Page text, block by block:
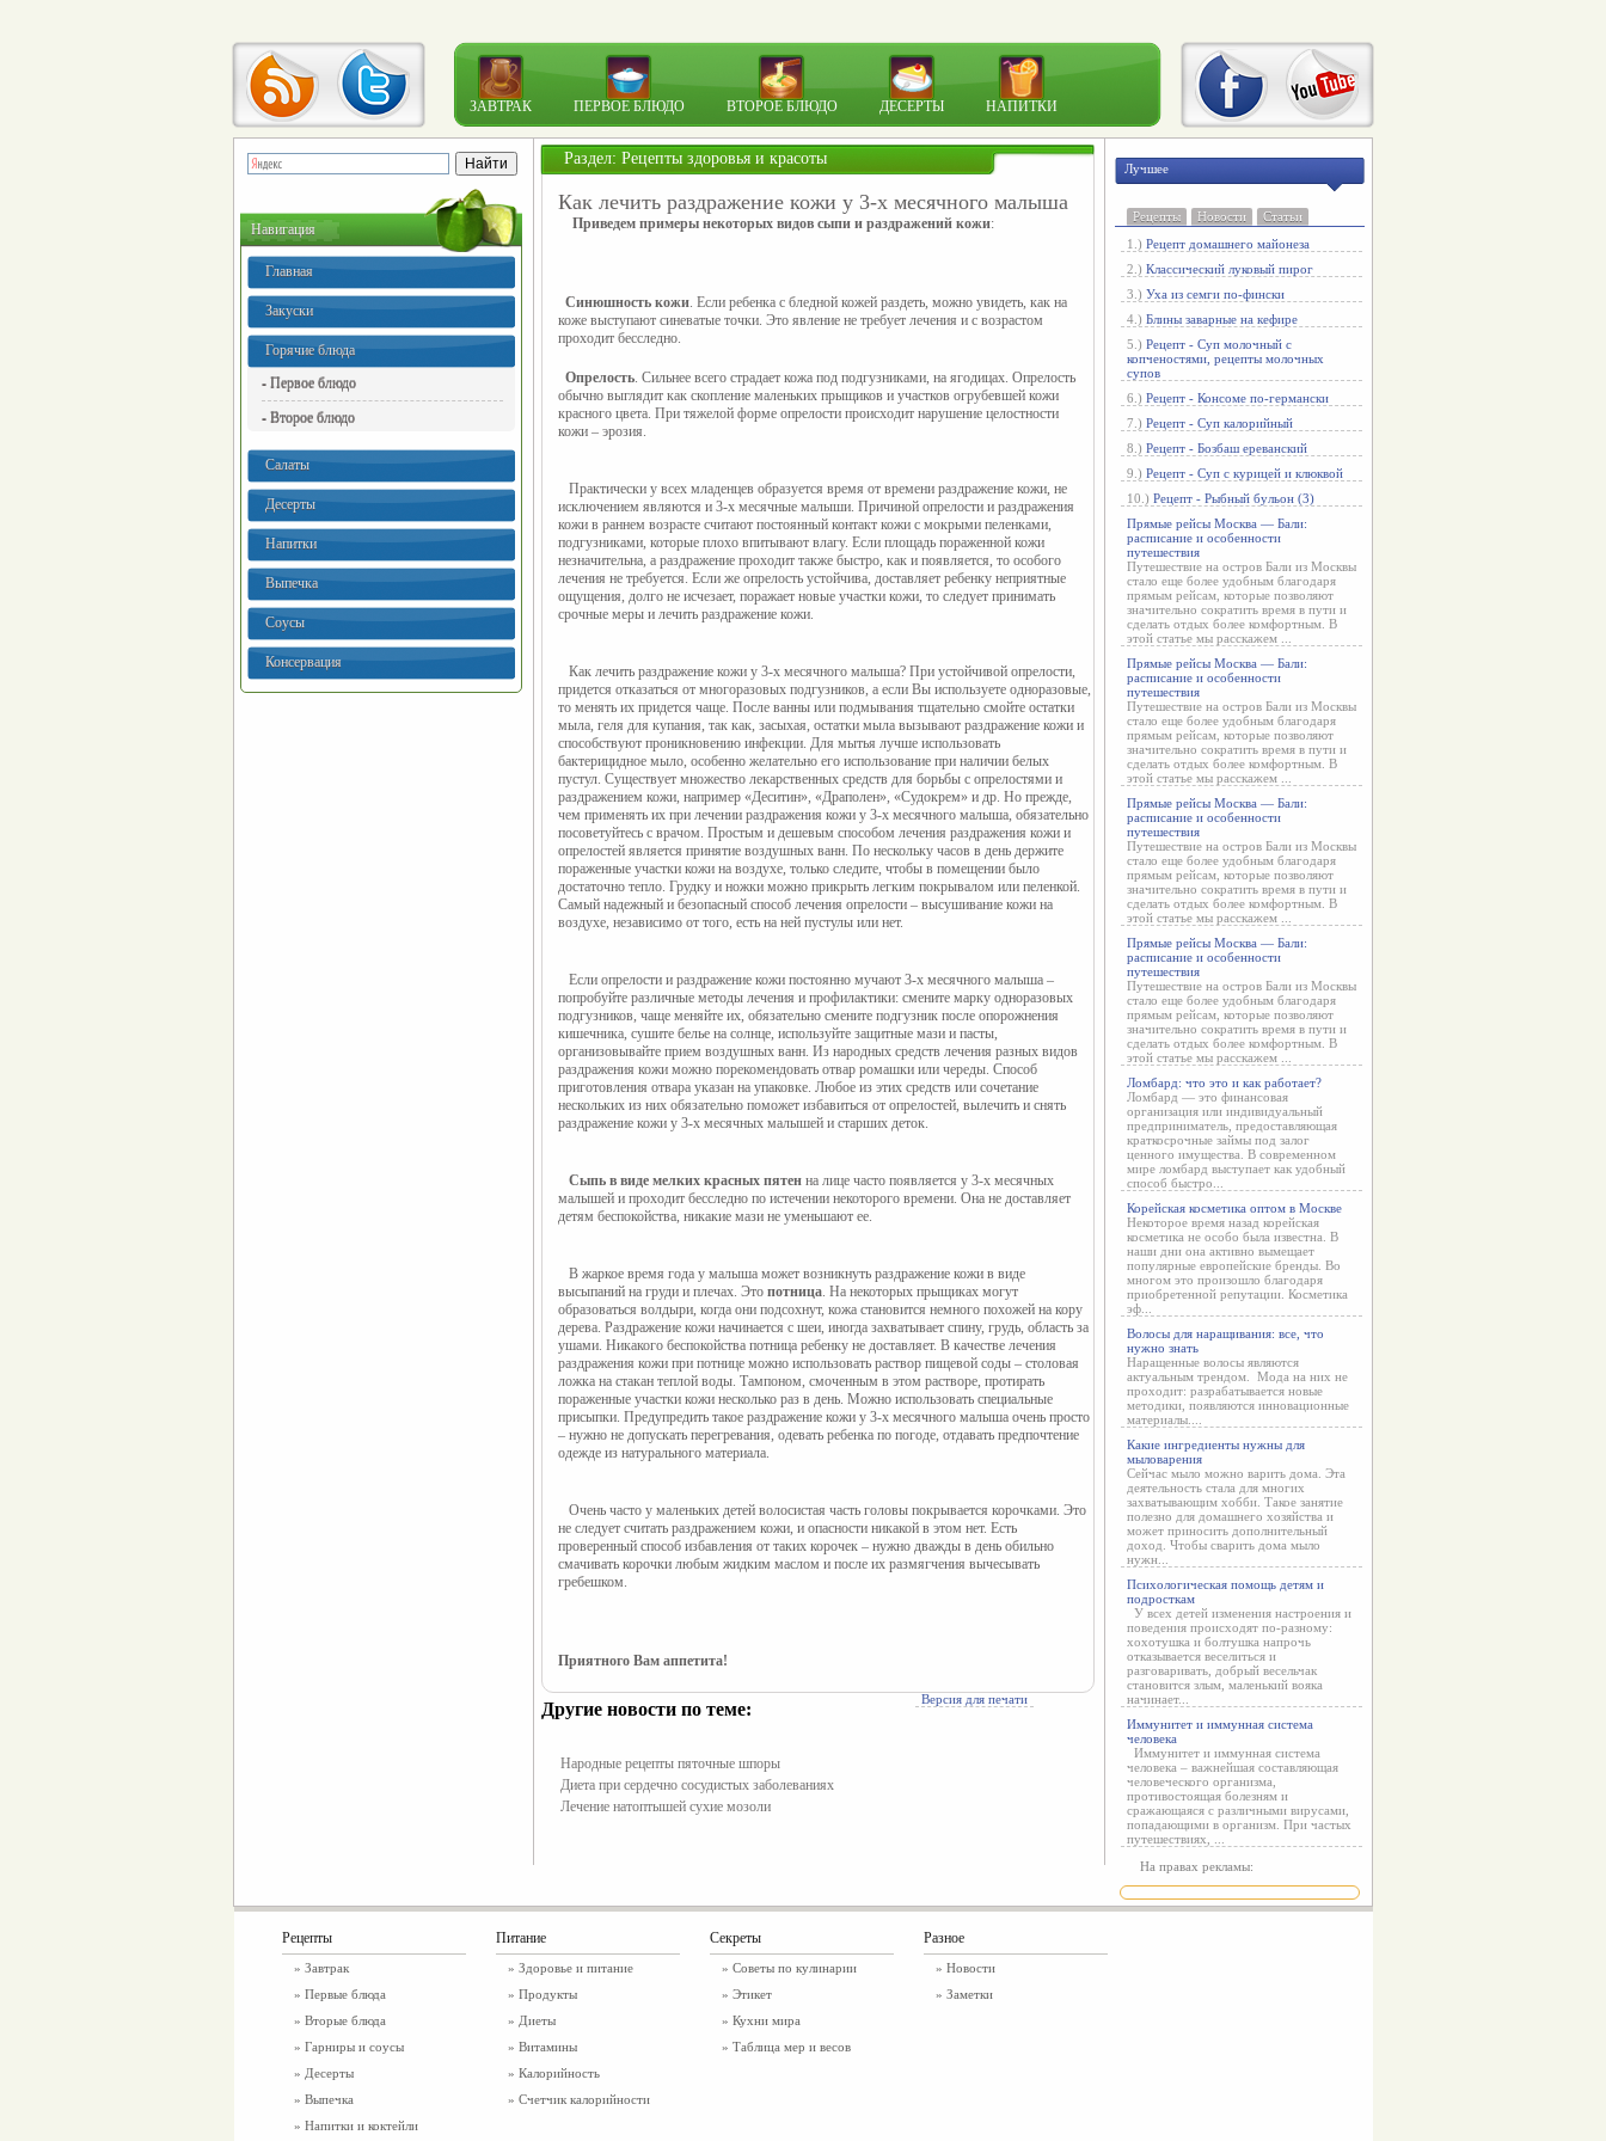
ЗАВТРАК ПЕРВОЕ БЛЮДО ВТОРОЕ БЛЮДО ДЕСЕРТЫ НАПИТКИ
Навигация
Главная
Закуски
Горячие блюда
- Первое блюдо
- Второе блюдо
Салаты
Десерты
Напитки
Выпечка
Соусы
Консервация
Раздел: Рецепты здоровья и красоты
Как лечить раздражение кожи у 3-х месячного малыша
Приведем примеры некоторых видов сыпи и раздражений кожи:
Синюшность кожи. Если ребенка с бледной кожей раздеть, можно увидеть, как на
коже выступают синеватые точки. Это явление не требует лечения и с возрастом
проходит бесследно.
Опрелость. Сильнее всего страдает кожа под подгузниками, на ягодицах. Опрелость
обычно выглядит как скопление маленьких прыщиков и участков огрубевшей кожи
красного цвета. При тяжелой форме опрелости происходит нарушение целостности
кожи – эрозия.
исключением являются и 3-х месячные малыши. Причиной опрелости и раздражения
кожи в раннем возрасте считают постоянный контакт кожи с мокрыми пеленками,
подгузниками, которые плохо впитывают влагу. Если площадь пораженной кожи
незначительна, а раздражение проходит также быстро, как и появляется, то особого
лечения не требуется. Если же опрелость устойчива, доставляет ребенку неприятные
ощущения, долго не исчезает, поражает новые участки кожи, то следует принимать
срочные меры и лечить раздражение кожи.
придется отказаться от многоразовых подгузников, а если Вы используете одноразовые,
то менять их придется чаще. После ванны или подмывания тщательно смойте остатки
мыла, геля для купания, так как, засыхая, остатки мыла вызывают раздражение кожи и
способствуют проникновению инфекции. Для мытья лучше использовать
бактерицидное мыло, особенно желательно его использование при наличии белых
пустул. Существует множество лекарственных средств для борьбы с опрелостями и
раздражением кожи, например «Деситин», «Драполен», «Судокрем» и др. Но прежде,
чем применять их при лечении раздражения кожи у 3-х месячного малыша, обязательно
посоветуйтесь с врачом. Простым и дешевым способом лечения раздражения кожи и
опрелостей является принятие воздушных ванн. По нескольку часов в день держите
пораженные участки кожи на воздухе, только следите, чтобы в помещении было
достаточно тепло. Грудку и ножки можно прикрыть легким покрывалом или пеленкой.
Самый надежный и безопасный способ лечения опрелости – высушивание кожи на
воздухе, независимо от того, есть на ней пустулы или нет.
попробуйте различные методы лечения и профилактики: смените марку одноразовых
подгузников, чаще меняйте их, обязательно смените подгузник после опорожнения
кишечника, сушите белье на солнце, используйте защитные мази и пасты,
организовывайте прием воздушных ванн. Из народных средств лечения разных видов
раздражения кожи можно порекомендовать отвар ромашки или череды. Способ
приготовления отвара указан на упаковке. Любое из этих средств или сочетание
нескольких из них обязательно поможет избавиться от опрелостей, вылечить и снять
раздражение кожи у 3-х месячных малышей и старших деток.
Сыпь в виде мелких красных пятен на лице часто появляется у 3-х месячных
малышей и проходит бесследно по истечении некоторого времени. Она не доставляет
детям беспокойства, никакие мази не уменьшают ее.
высыпаний на груди и плечах. Это потница. На некоторых прыщиках могут
образоваться волдыри, когда они подсохнут, кожа становится немного похожей на кору
дерева. Раздражение кожи начинается с шеи, иногда захватывает спину, грудь, область за
ушами. Никакого беспокойства потница ребенку не доставляет. В качестве лечения
раздражения кожи при потнице можно использовать раствор пищевой соды – столовая
ложка на стакан теплой воды. Тампоном, смоченным в этом растворе, протирать
пораженные участки кожи несколько раз в день. Можно использовать специальные
присыпки. Предупредить такое раздражение кожи у 3-х месячного малыша очень просто
– нужно не допускать перегревания, одевать ребенка по погоде, отдавать предпочтение
одежде из натурального материала.
не следует считать раздражением кожи, и опасности никакой в этом нет. Есть
проверенный способ избавления от таких корочек – нужно дважды в день обильно
смачивать корочки любым жидким маслом и после их размягчения вычесывать
гребешком.
Приятного Вам аппетита!
Версия для печати
Другие новости по теме:
Народные рецепты пяточные шпоры
Диета при сердечно сосудистых заболеваниях
Лечение натоптышей сухие мозоли
Лучшее
Рецепты Новости
Статьи
1.) Рецепт домашнего майонеза
2.) Классический луковый пирог
3.) Уха из семги по-фински
4.) Блины заварные на кефире
5.) Рецепт - Суп молочный с
копченостями, рецепты молочных
супов
6.) Рецепт - Консоме по-германски
7.) Рецепт - Суп калорийный
8.) Рецепт - Бозбаш ереванский
9.) Рецепт - Суп с курицей и клюквой
10.) Рецепт - Рыбный бульон (3)
Прямые рейсы Москва — Бали:
расписание и особенности
путешествия
Путешествие на остров Бали из Москвы
стало еще более удобным благодаря
прямым рейсам, которые позволяют
значительно сократить время в пути и
сделать отдых более комфортным. В
этой статье мы расскажем ...
Прямые рейсы Москва — Бали:
расписание и особенности
путешествия
Путешествие на остров Бали из Москвы
стало еще более удобным благодаря
прямым рейсам, которые позволяют
значительно сократить время в пути и
сделать отдых более комфортным. В
этой статье мы расскажем ...
Прямые рейсы Москва — Бали:
расписание и особенности
путешествия
Путешествие на остров Бали из Москвы
стало еще более удобным благодаря
прямым рейсам, которые позволяют
значительно сократить время в пути и
сделать отдых более комфортным. В
этой статье мы расскажем ...
Прямые рейсы Москва — Бали:
расписание и особенности
путешествия
Путешествие на остров Бали из Москвы
стало еще более удобным благодаря
прямым рейсам, которые позволяют
значительно сократить время в пути и
сделать отдых более комфортным. В
этой статье мы расскажем ...
Ломбард: что это и как работает?
Ломбард — это финансовая
организация или индивидуальный
предприниматель, предоставляющая
краткосрочные займы под залог
ценного имущества. В современном
мире ломбард выступает как удобный
способ быстро...
Корейская косметика оптом в Москве
Некоторое время назад корейская
косметика не особо была известна. В
наши дни она активно вымещает
популярные европейские бренды. Во
многом это произошло благодаря
приобретенной репутации. Косметика
эф...
Волосы для наращивания: все, что
нужно знать
Наращенные волосы являются
актуальным трендом. Мода на них не
проходит: разрабатывается новые
методики, появляются инновационные
материалы....
Какие ингредиенты нужны для
мыловарения
Сейчас мыло можно варить дома. Эта
деятельность стала для многих
захватывающим хобби. Такое занятие
полезно для домашнего хозяйства и
может приносить дополнительный
доход. Чтобы сварить дома мыло
нужн...
Психологическая помощь детям и
подросткам
У всех детей изменения настроения и
поведения происходят по-разному:
хохотушка и болтушка напрочь
отказывается веселиться и
разговаривать, добрый весельчак
становится злым, маленький вояка
начинает...
Иммунитет и иммунная система
человека
Иммунитет и иммунная система
человека – важнейшая составляющая
человеческого организма,
противостоящая болезням и
сражающаяся с различными вирусами,
попадающими в организм. При частых
путешествиях, ...
На правах рекламы:
Рецепты
» Завтрак
» Первые блюда
» Вторые блюда
» Гарниры и соусы
» Десерты
» Выпечка
» Напитки и коктейли
Питание
» Здоровье и питание
» Продукты
» Диеты
» Витамины
» Калорийность
» Счетчик калорийности
Секреты
» Советы по кулинарии
» Этикет
» Кухни мира
» Таблица мер и весов
Разное
» Новости
» Заметки